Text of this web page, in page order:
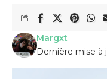
Dernière mise à
Margxt